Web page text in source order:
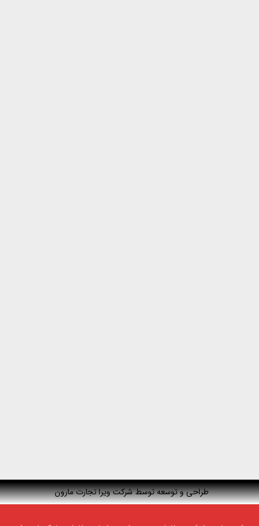
طراحی و توسعه توسط شرکت ویرا تجارت مارون